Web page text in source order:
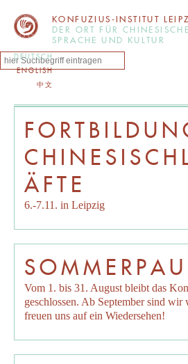
KONFUZIUS-INSTITUT
DER ORT FÜR CHINESISCHE
SPRACHE UND KULTUR
DEUTSCH
ENGLISH
中文
ÄFTE
6.-7.11. in Leipzig
Vom 1. bis 31. August bleibt das
geschlossen. Ab September sind wir
freuen uns auf ein Wiedersehen!